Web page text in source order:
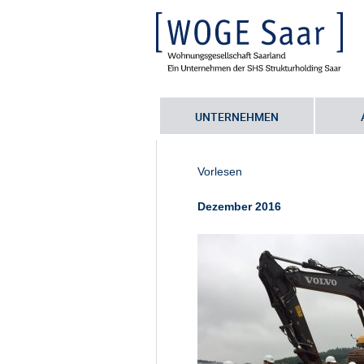
UNTERNEHMEN
Sie befinden sich hier:
eurofer-1
Vorlesen
Dezember 2016